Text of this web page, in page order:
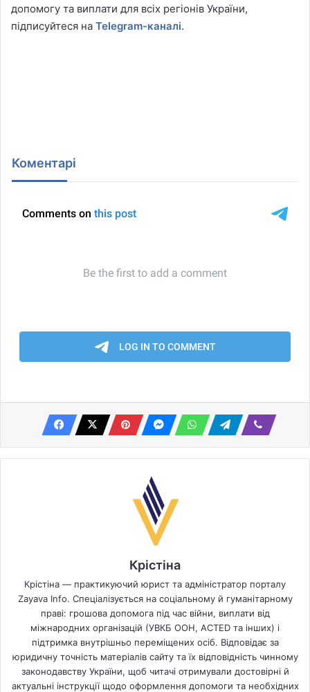
допомогу та виплати для всіх регіонів України,
підписуйтеся на Telegram-каналі.
Коментарі
Крістіна
Крістіна — практикуючий юрист та адміністратор порталу
Zayava Info. Спеціалізується на соціальному й гуманітарному
праві: грошова допомога під час війни, виплати від
міжнародних організацій (УВКБ ООН, ACTED та інших) і
підтримка внутрішньо переміщених осіб. Відповідає за
юридичну точність матеріалів сайту та їх відповідність чинному
законодавству України, щоб читачі отримували достовірні й
актуальні інструкції щодо оформлення допомоги та необхідних